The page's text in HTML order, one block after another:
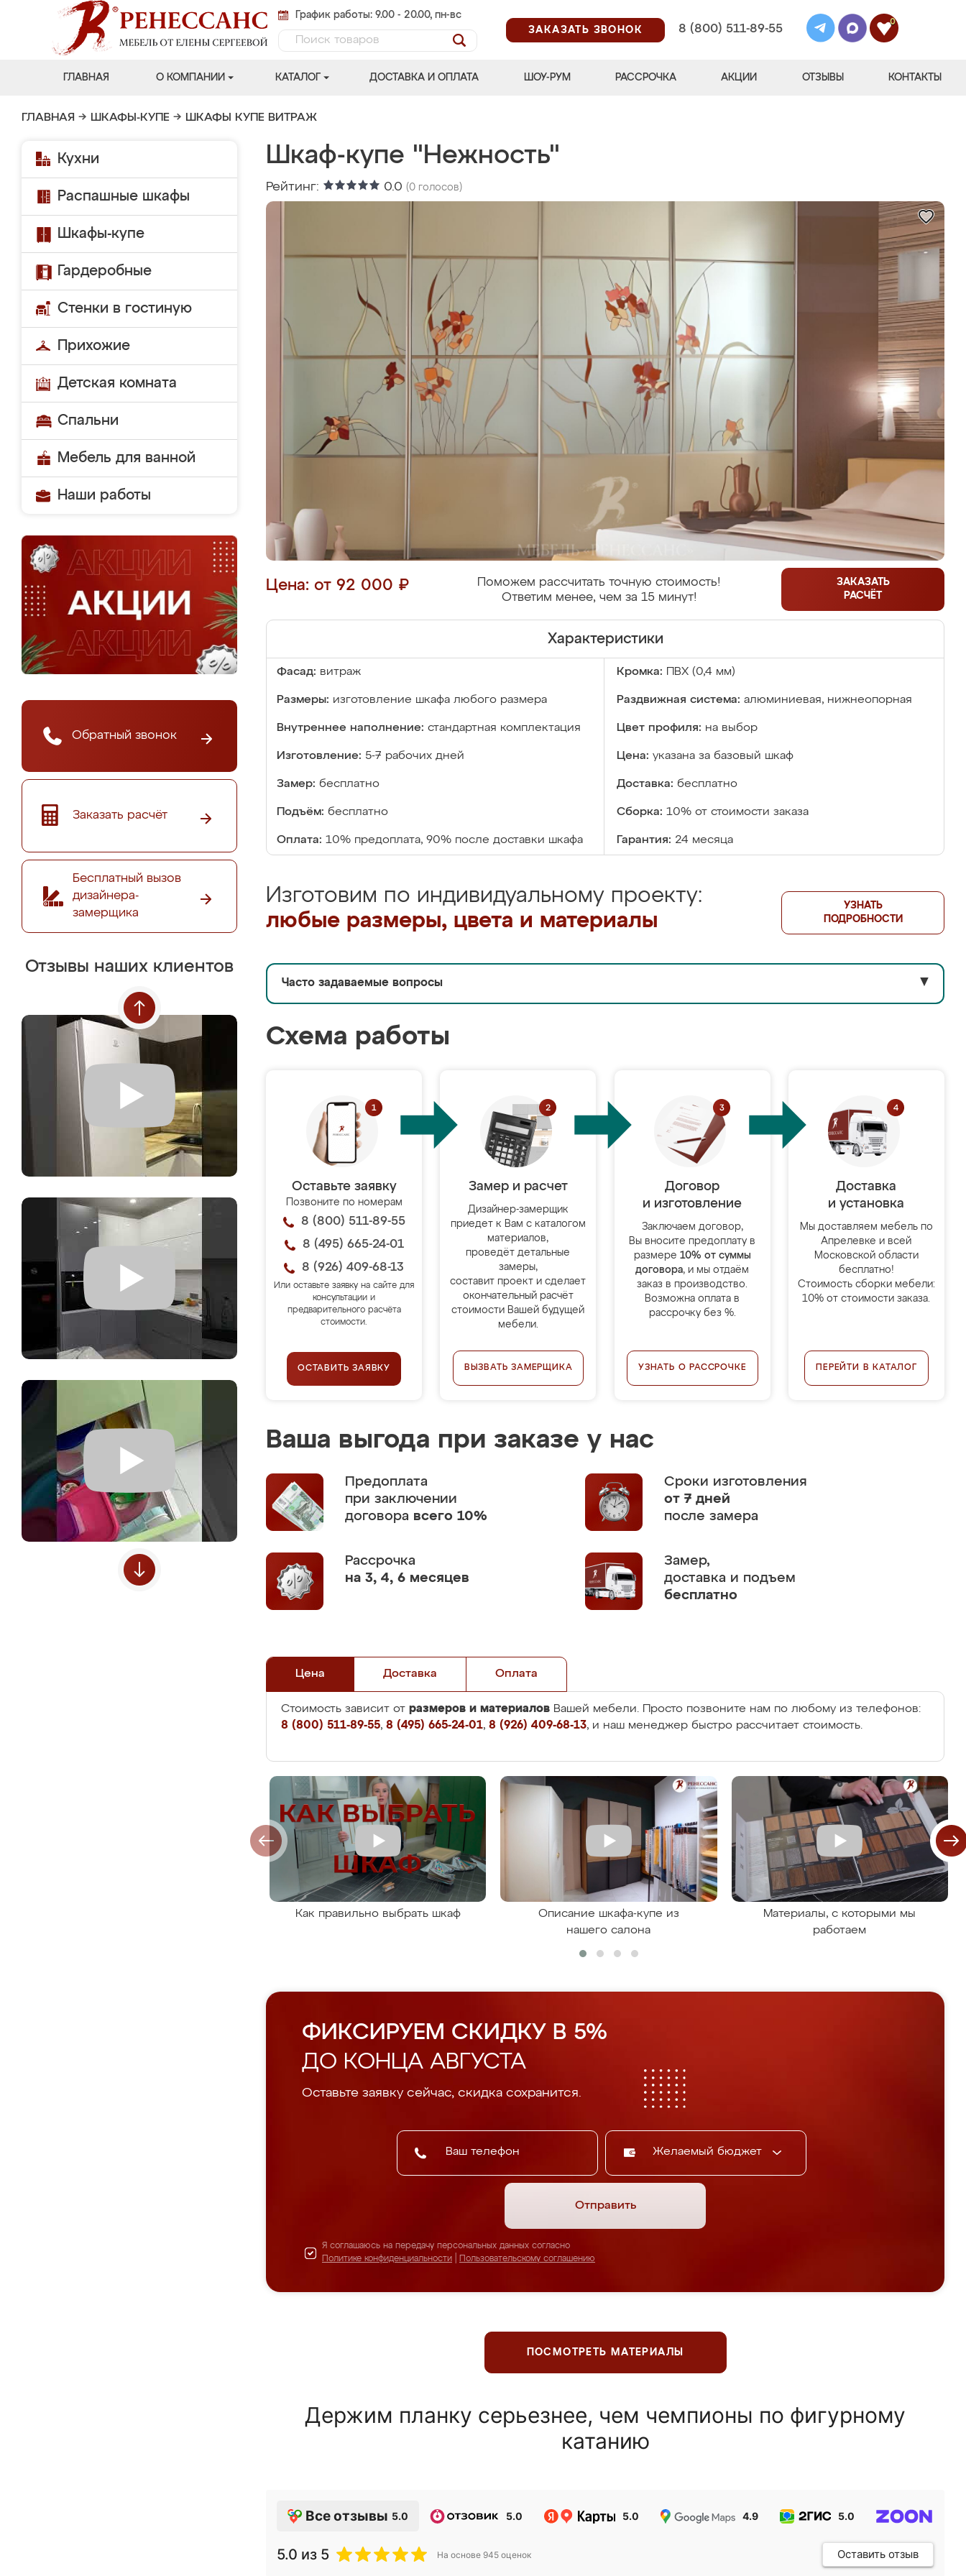
График работы: 9.00 - 20.00, пн-вс
ЗАКАЗАТЬ ЗВОНОК
8 (800) 511-89-55
0
ГЛАВНАЯ О КОМПАНИИ КАТАЛОГ ДОСТАВКА И ОПЛАТА ШОУ-РУМ РАССРОЧКА АКЦИИ ОТЗЫВЫ КОНТАКТЫ
ГЛАВНАЯ → ШКАФЫ-КУПЕ → ШКАФЫ КУПЕ ВИТРАЖ
Кухни
Распашные шкафы
Шкафы-купе
Гардеробные
Стенки в гостиную
Прихожие
Детская комната
Спальни
Мебель для ванной
Наши работы
Обратный звонок
Заказать расчёт
Бесплатный вызов
дизайнера-
замерщика
Отзывы наших клиентов
Шкаф-купе "Нежность"
Рейтинг: 0.0 (0 голосов)
Цена: от 92 000 ₽
Поможем рассчитать точную стоимость!
Ответим менее, чем за 15 минут!
ЗАКАЗАТЬ
РАСЧЁТ
Характеристики
Фасад: витраж Кромка: ПВХ (0,4 мм)
Размеры: изготовление шкафа любого размера Раздвижная система: алюминиевая, нижнеопорная
Внутреннее наполнение: стандартная комплектация Цвет профиля: на выбор
Изготовление: 5-7 рабочих дней Цена: указана за базовый шкаф
Замер: бесплатно Доставка: бесплатно
Подъём: бесплатно Сборка: 10% от стоимости заказа
Оплата: 10% предоплата, 90% после доставки шкафа Гарантия: 24 месяца
Изготовим по индивидуальному проекту:
любые размеры, цвета и материалы
УЗНАТЬ
ПОДРОБНОСТИ
Часто задаваемые вопросы ▼
Схема работы
Оставьте заявку
Позвоните по номерам
8 (800) 511-89-55
8 (495) 665-24-01
8 (926) 409-68-13
Или оставьте заявку на сайте для
консультации и
предварительного расчёта
стоимости.
ОСТАВИТЬ ЗАЯВКУ
Замер и расчет
Дизайнер-замерщик
приедет к Вам с каталогом
материалов,
проведёт детальные
замеры,
составит проект и сделает
окончательный расчёт
стоимости Вашей будущей
мебели.
ВЫЗВАТЬ ЗАМЕРЩИКА
Договор
и изготовление
Заключаем договор,
Вы вносите предоплату в
размере 10% от суммы
договора, и мы отдаём
заказ в производство.
Возможна оплата в
рассрочку без %.
УЗНАТЬ О РАССРОЧКЕ
Доставка
и установка
Мы доставляем мебель по
Апрелевке и всей
Московской области
бесплатно!
Стоимость сборки мебели:
10% от стоимости заказа.
ПЕРЕЙТИ В КАТАЛОГ
Ваша выгода при заказе у нас
Предоплата
при заключении
договора всего 10%
Сроки изготовления
от 7 дней
после замера
Рассрочка
на 3, 4, 6 месяцев
Замер,
доставка и подъем
бесплатно
Цена Доставка Оплата
Стоимость зависит от размеров и материалов Вашей мебели. Просто позвоните нам по любому из телефонов:
8 (800) 511-89-55, 8 (495) 665-24-01, 8 (926) 409-68-13, и наш менеджер быстро рассчитает стоимость.
Как правильно выбрать шкаф
Описание шкафа-купе из
нашего салона
Материалы, с которыми мы
работаем
ФИКСИРУЕМ СКИДКУ В 5%
ДО КОНЦА АВГУСТА
Оставьте заявку сейчас, скидка сохранится.
Желаемый бюджет
Отправить
Я соглашаюсь на передачу персональных данных согласно
Политике конфиденциальности
Пользовательскому соглашению
ПОСМОТРЕТЬ МАТЕРИАЛЫ
Держим планку серьезнее, чем чемпионы по фигурному
катанию
Все отзывы 5.0 5.0 5.0 4.9 5.0
5.0 из 5 На основе 945 оценок Оставить отзыв